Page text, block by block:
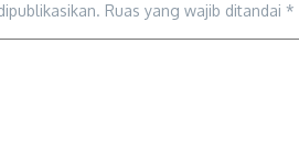
Ruas yang wajib ditandai *